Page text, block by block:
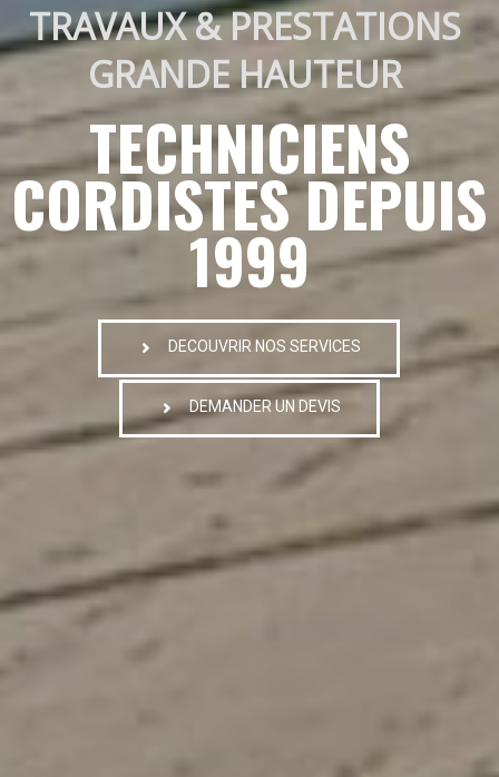
TRAVAUX & PRESTATIONS
GRANDE HAUTEUR
TECHNICIENS
CORDISTES DEPUIS
1999
DECOUVRIR NOS SERVICES
DEMANDER UN DEVIS